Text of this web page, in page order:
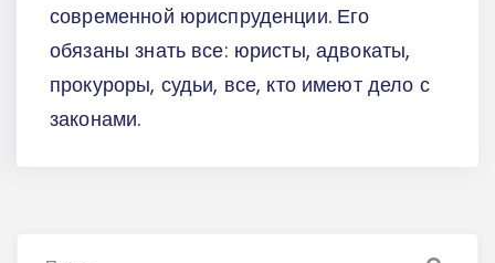
современной юриспруденции. Его
обязаны знать все: юристы, адвокаты,
прокуроры, судьи, все, кто имеют дело с
законами.